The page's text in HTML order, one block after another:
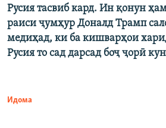
Русия тасвиб кард. Ин қонун
раиси ҷумҳур Доналд Трамп
медиҳад, ки ба кишварҳои
Русия то сад дарсад боҷ ҷорӣ
Идома